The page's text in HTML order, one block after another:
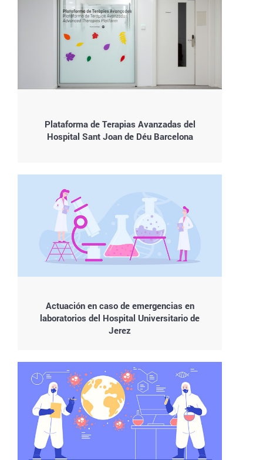
Plataforma de Terapias Avanzadas del
Hospital Sant Joan de Déu Barcelona
Actuación en caso de emergencias en
laboratorios del Hospital Universitario de
Jerez